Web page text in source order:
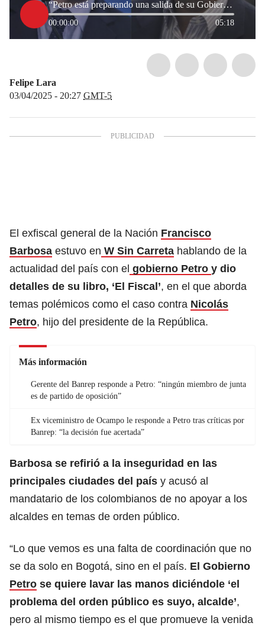
“Petro está preparando una salida de su Gobierno creando caos”: exfiscal Francisco Barbosa
00:00:00 05:18
Felipe Lara
03/04/2025 - 20:27 GMT-5
El exfiscal general de la Nación Francisco
Barbosa estuvo en W Sin Carreta hablando de la
actualidad del país con el gobierno Petro y dio
detalles de su libro, ‘El Fiscal’, en el que aborda
temas polémicos como el caso contra Nicolás
Petro, hijo del presidente de la República.
Más información
Gerente del Banrep responde a Petro: “ningún miembro de junta
es de partido de oposición”
Ex viceministro de Ocampo le responde a Petro tras críticas por
Banrep: “la decisión fue acertada”
Barbosa se refirió a la inseguridad en las
principales ciudades del país y acusó al
mandatario de los colombianos de no apoyar a los
alcaldes en temas de orden público.
“Lo que vemos es una falta de coordinación que no
se da solo en Bogotá, sino en el país. El Gobierno
Petro se quiere lavar las manos diciéndole ‘el
problema del orden público es suyo, alcalde’,
pero al mismo tiempo es el que promueve la venida